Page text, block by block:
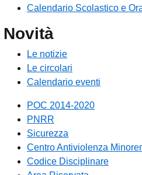
Calendario Scolastico e
Novità
Le notizie
Le circolari
Calendario eventi
POC 2014-2020
PNRR
Sicurezza
Centro Antiviolenza
Codice Disciplinare